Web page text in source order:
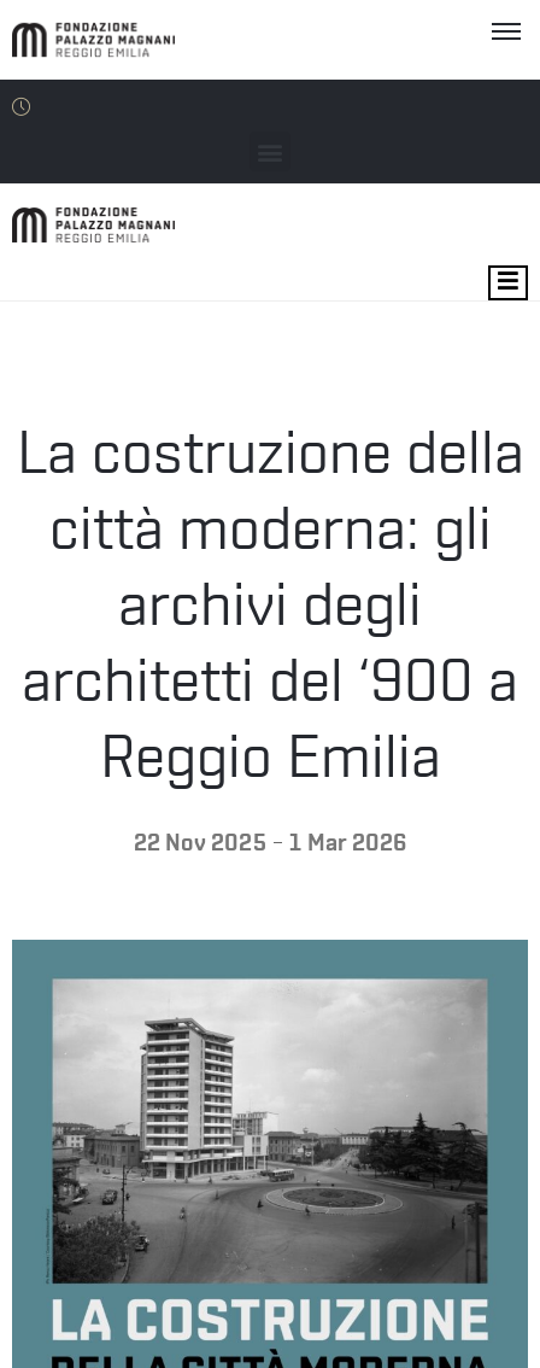
EDULa costruzione della
città moderna: gli
archivi degli
architetti del ‘900 a
Reggio Emilia
22 Nov 2025 -1 Mar 2026